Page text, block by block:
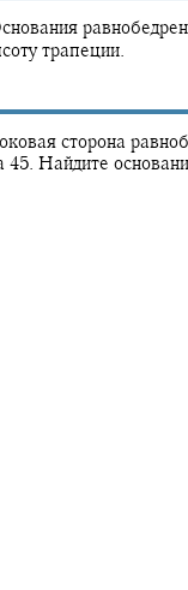
трапеции.
сторона
45. Найдите